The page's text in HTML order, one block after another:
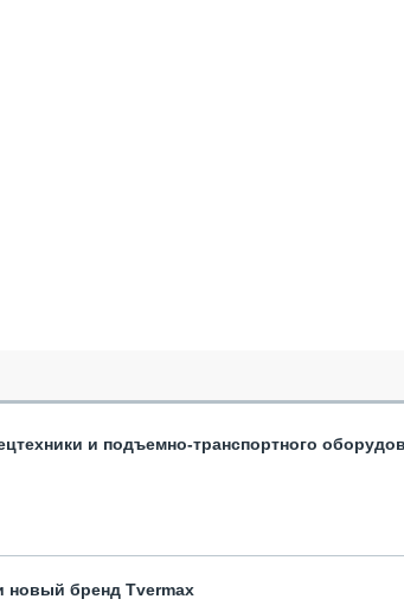
и подъемно-транспортного
новый бренд Tvermax